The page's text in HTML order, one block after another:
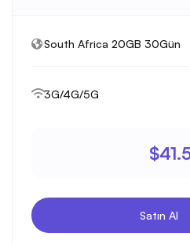
South Africa 20GB 30Gün
3G/4G/5G
Satın Al